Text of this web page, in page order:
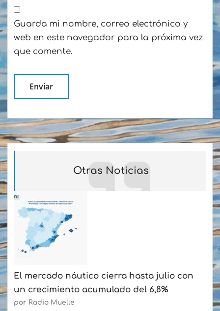
Guarda mi nombre, correo electrónico y
web en este navegador para la próxima vez
que comente.
Otras Noticias
El mercado náutico cierra hasta julio con
un crecimiento acumulado del 6,8%
por Radio Muelle